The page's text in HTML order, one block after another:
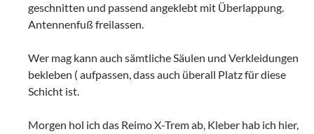
geschnitten und passend angeklebt mit Überlappung.
Antennenfuß freilassen.
Wer mag kann auch sämtliche Säulen und Verkleidungen
bekleben ( aufpassen, dass auch überall Platz für diese
Schicht ist.
Morgen hol ich das Reimo X-Trem ab, Kleber hab ich hier,